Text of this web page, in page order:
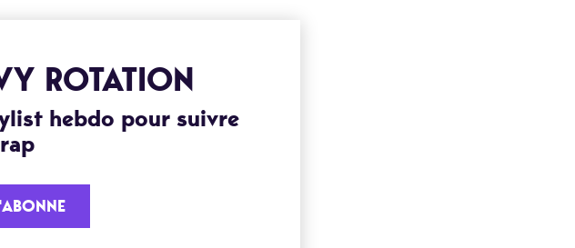
ROTATION
hebdo pour suivre